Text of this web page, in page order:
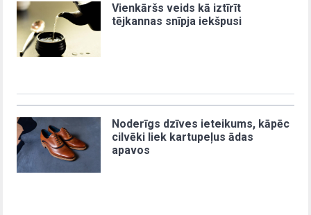
Vienkāršs veids kā iztīrīt
tējkannas snīpja iekšpusi
Noderīgs dzīves ieteikums, kāpēc
cilvēki liek kartupeļus ādas
apavos